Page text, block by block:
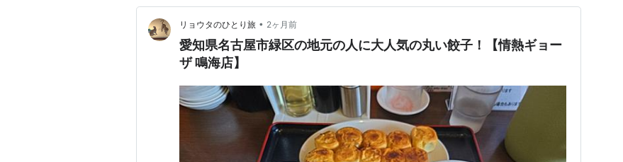
リョウタのひとり旅 • 2ヶ月前
愛知県名古屋市緑区の地元の人に大人気の丸い餃子！【情熱ギョー
ザ 鳴海店】